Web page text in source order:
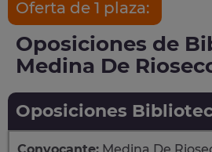
Oferta de 1 plaza:
Oposiciones de
Medina De
Oposiciones